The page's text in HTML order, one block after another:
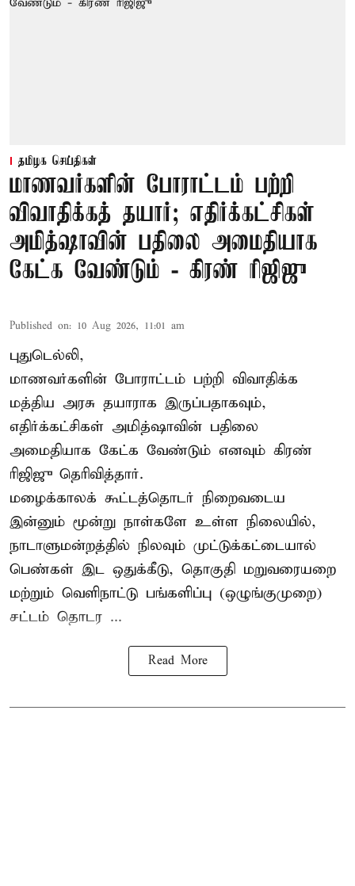
தமிழக செய்திகள்
மாணவர்களின் போராட்டம் பற்றி
விவாதிக்கத் தயார்; எதிர்க்கட்சிகள்
அமித்ஷாவின் பதிலை அமைதியாக
கேட்க வேண்டும் - கிரண் ரிஜிஜு
Published on: 10 Aug 2026, 11:01 am
புதுடெல்லி,
மாணவர்களின் போராட்டம் பற்றி விவாதிக்க
மத்திய அரசு தயாராக இருப்பதாகவும்,
எதிர்க்கட்சிகள் அமித்ஷாவின் பதிலை
அமைதியாக கேட்க வேண்டும் எனவும் கிரண்
ரிஜிஜு தெரிவித்தார்.
மழைக்காலக் கூட்டத்தொடர் நிறைவடைய
இன்னும் மூன்று நாள்களே உள்ள நிலையில்,
நாடாளுமன்றத்தில் நிலவும் முட்டுக்கட்டையால்
பெண்கள் இட ஒதுக்கீடு, தொகுதி மறுவரையறை
மற்றும் வெளிநாட்டு பங்களிப்பு (ஒழுங்குமுறை)
சட்டம் தொடர ...
Read More